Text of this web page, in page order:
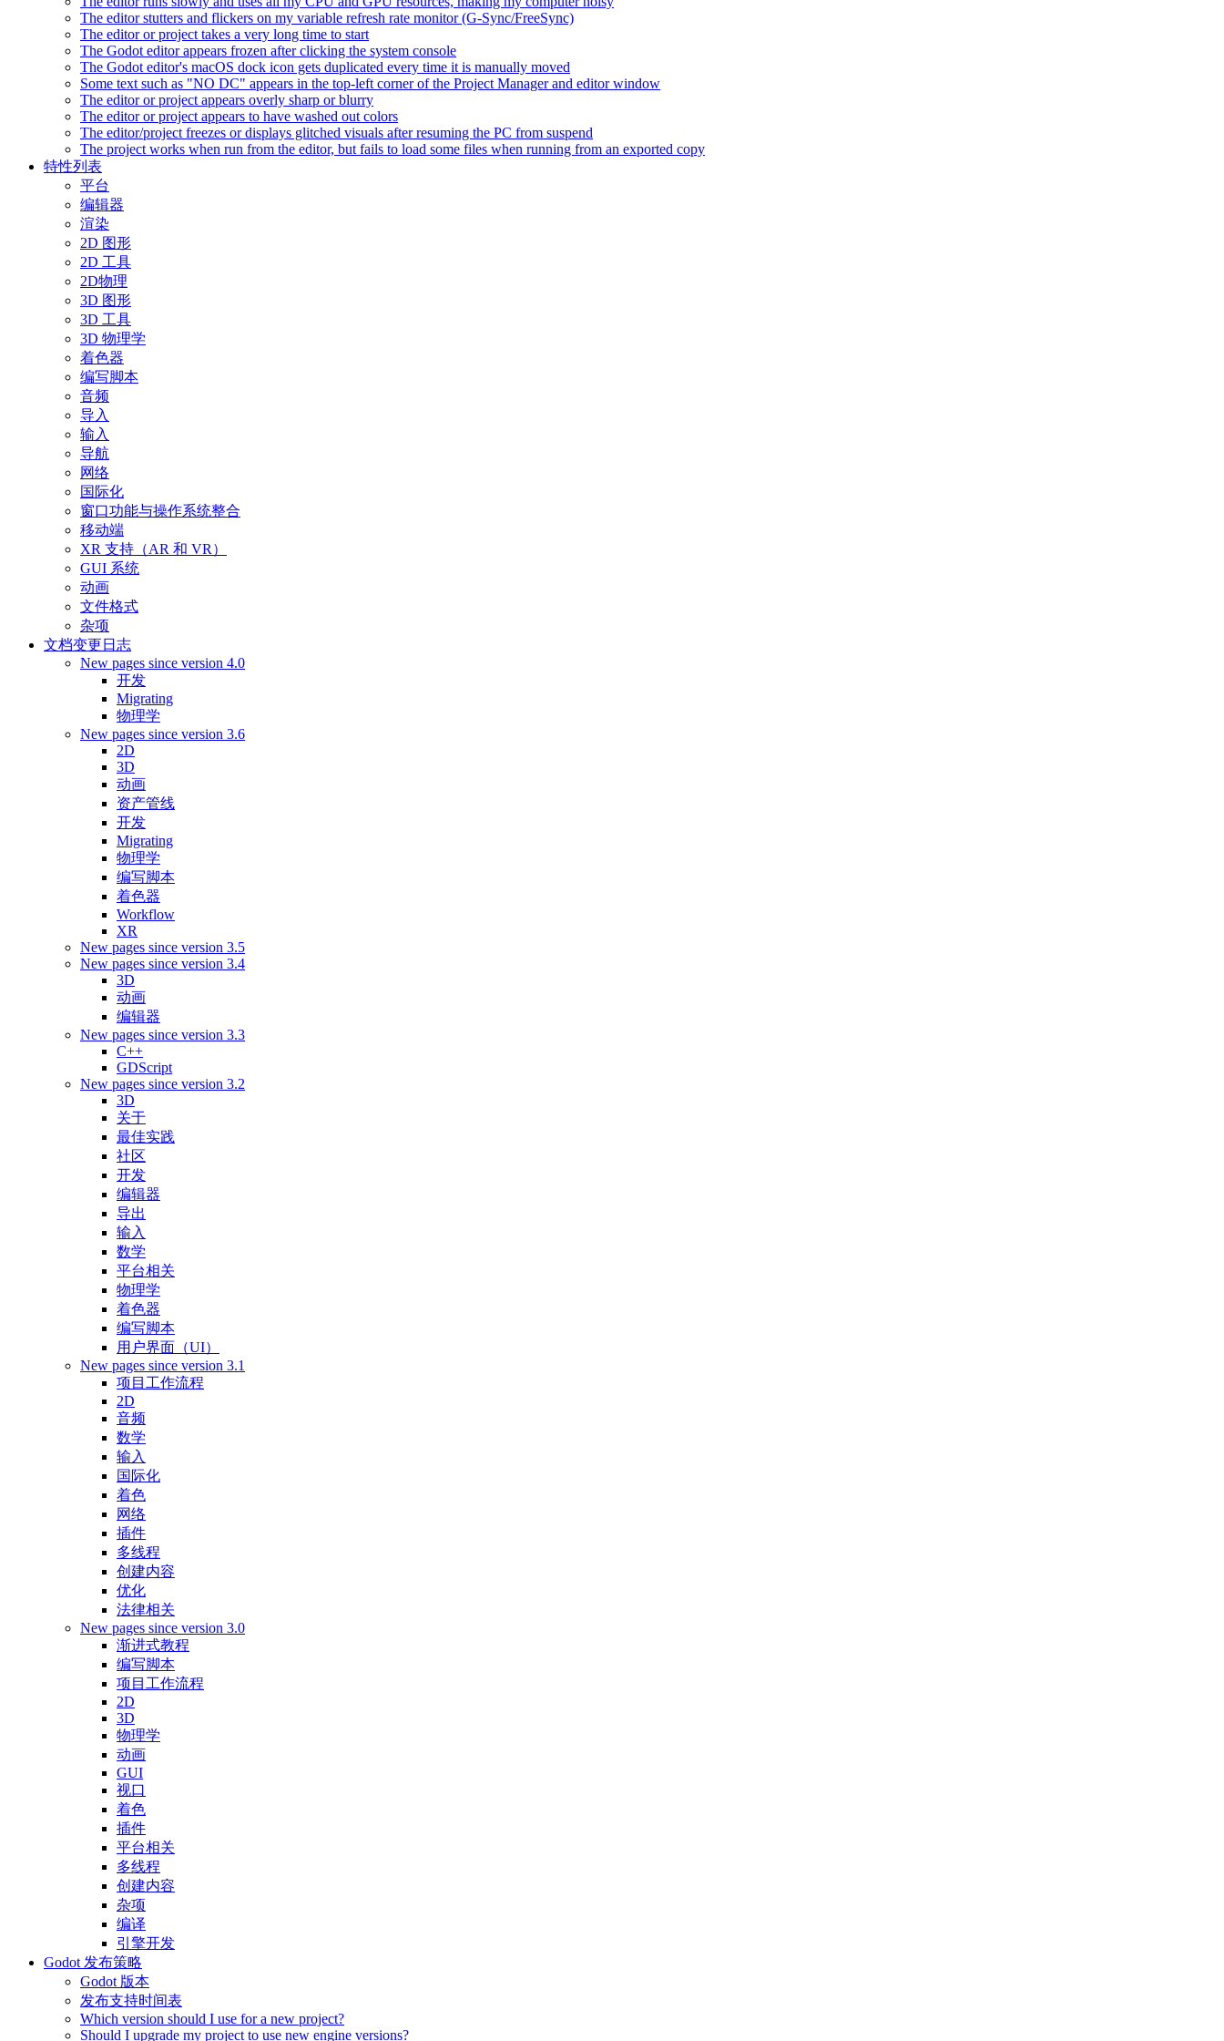
The editor stutters and flickers on my variable refresh rate monitor (G-Sync/FreeSync)
The editor or project takes a very long time to start
The Godot editor appears frozen after clicking the system console
The Godot editor's macOS dock icon gets duplicated every time it is manually moved
Some text such as "NO DC" appears in the top-left corner of the Project Manager and editor window
The editor or project appears overly sharp or blurry
The editor or project appears to have washed out colors
The editor/project freezes or displays glitched visuals after resuming the PC from suspend
The project works when run from the editor, but fails to load some files when running from an exported copy
特性列表
平台
编辑器
渲染
2D 图形
2D 工具
2D物理
3D 图形
3D 工具
3D 物理学
着色器
编写脚本
音频
导入
输入
导航
网络
国际化
窗口功能与操作系统整合
移动端
XR 支持（AR 和 VR）
GUI 系统
动画
文件格式
杂项
文档变更日志
New pages since version 4.0
开发
Migrating
物理学
New pages since version 3.6
2D
3D
动画
资产管线
开发
Migrating
物理学
编写脚本
着色器
Workflow
XR
New pages since version 3.5
New pages since version 3.4
3D
动画
编辑器
New pages since version 3.3
C++
GDScript
New pages since version 3.2
3D
关于
最佳实践
社区
开发
编辑器
导出
输入
数学
平台相关
物理学
着色器
编写脚本
用户界面（UI）
New pages since version 3.1
项目工作流程
2D
音频
数学
输入
国际化
着色
网络
插件
多线程
创建内容
优化
法律相关
New pages since version 3.0
渐进式教程
编写脚本
项目工作流程
2D
3D
物理学
动画
GUI
视口
着色
插件
平台相关
多线程
创建内容
杂项
编译
引擎开发
Godot 发布策略
Godot 版本
发布支持时间表
Which version should I use for a new project?
Should I upgrade my project to use new engine versions?